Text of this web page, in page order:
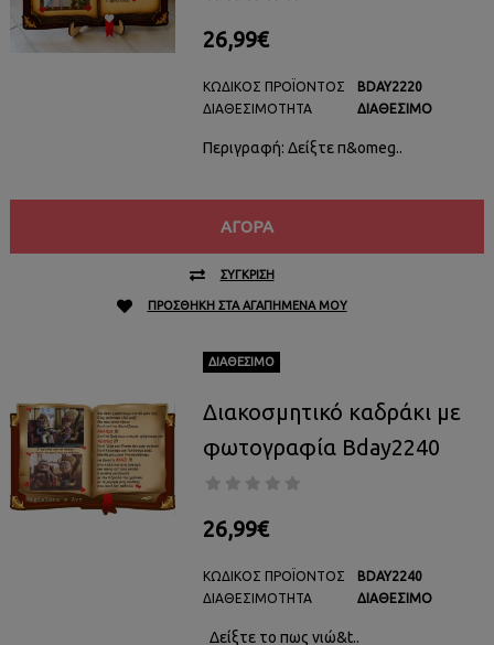
26,99€
ΚΩΔΙΚΌΣ ΠΡΟΪΌΝΤΟΣ
ΔΙΑΘΕΣΙΜΌΤΗΤΑ
BDAY2220
ΔΙΑΘΈΣΙΜΟ
Περιγραφή: Δείξτε π&omeg..
ΑΓΟΡΆ
ΣΎΓΚΡΙΣΗ
ΠΡΟΣΘΉΚΗ ΣΤΑ ΑΓΑΠΗΜΈΝΑ ΜΟΥ
ΔΙΑΘΈΣΙΜΟ
Διακοσμητικό καδράκι με
φωτογραφία Bday2240
26,99€
ΚΩΔΙΚΌΣ ΠΡΟΪΌΝΤΟΣ
ΔΙΑΘΕΣΙΜΌΤΗΤΑ
BDAY2240
ΔΙΑΘΈΣΙΜΟ
Δείξτε το πως νιώ&t..